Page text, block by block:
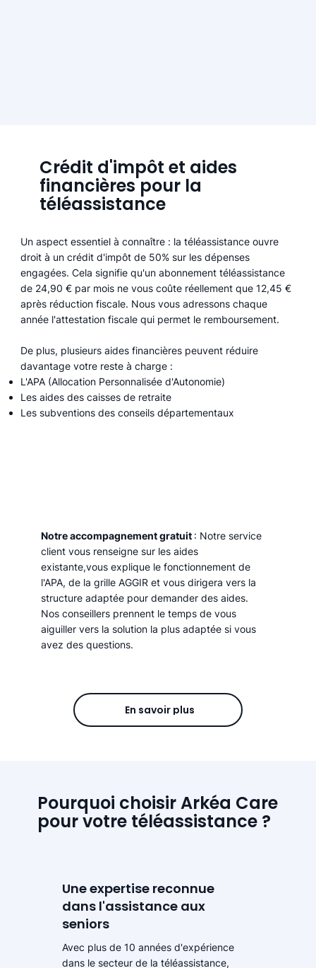
Crédit d'impôt et aides
financières pour la
téléassistance
Un aspect essentiel à connaître : la téléassistance ouvre
droit à un crédit d'impôt de 50% sur les dépenses
engagées. Cela signifie qu'un abonnement téléassistance
de 24,90 € par mois ne vous coûte réellement que 12,45 €
après réduction fiscale. Nous vous adressons chaque
année l'attestation fiscale qui permet le remboursement.
De plus, plusieurs aides financières peuvent réduire
davantage votre reste à charge :
L'APA (Allocation Personnalisée d'Autonomie)
Les aides des caisses de retraite
Les subventions des conseils départementaux
Notre accompagnement gratuit : Notre service
client vous renseigne sur les aides
existante,vous explique le fonctionnement de
l'APA, de la grille AGGIR et vous dirigera vers la
structure adaptée pour demander des aides.
Nos conseillers prennent le temps de vous
aiguiller vers la solution la plus adaptée si vous
avez des questions.
En savoir plus
Pourquoi choisir Arkéa Care
pour votre téléassistance ?
Une expertise reconnue
dans l'assistance aux
seniors
Avec plus de 10 années d'expérience
dans le secteur de la téléassistance,